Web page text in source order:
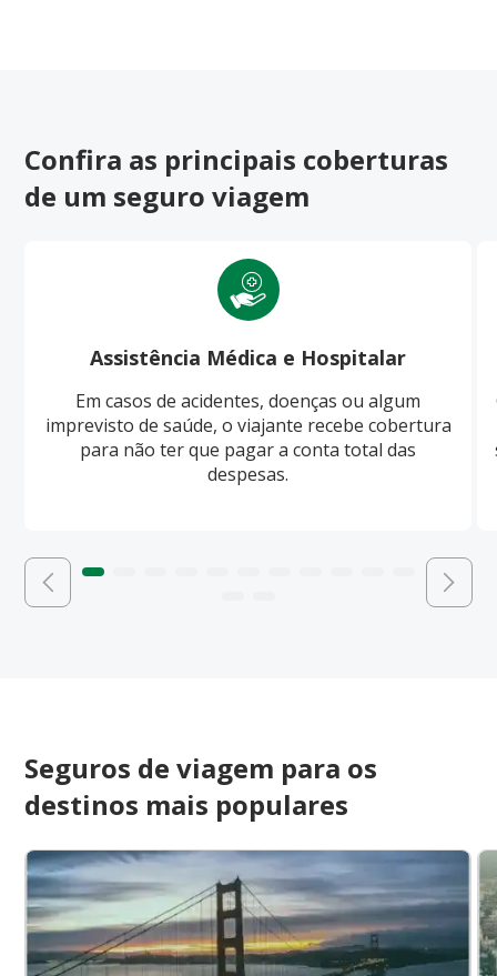
Confira as principais coberturas
de um seguro viagem
Assistência Médica e Hospitalar
Em casos de acidentes, doenças ou algum
imprevisto de saúde, o viajante recebe cobertura
para não ter que pagar a conta total das
despesas.
Seguros de viagem para os
destinos mais populares